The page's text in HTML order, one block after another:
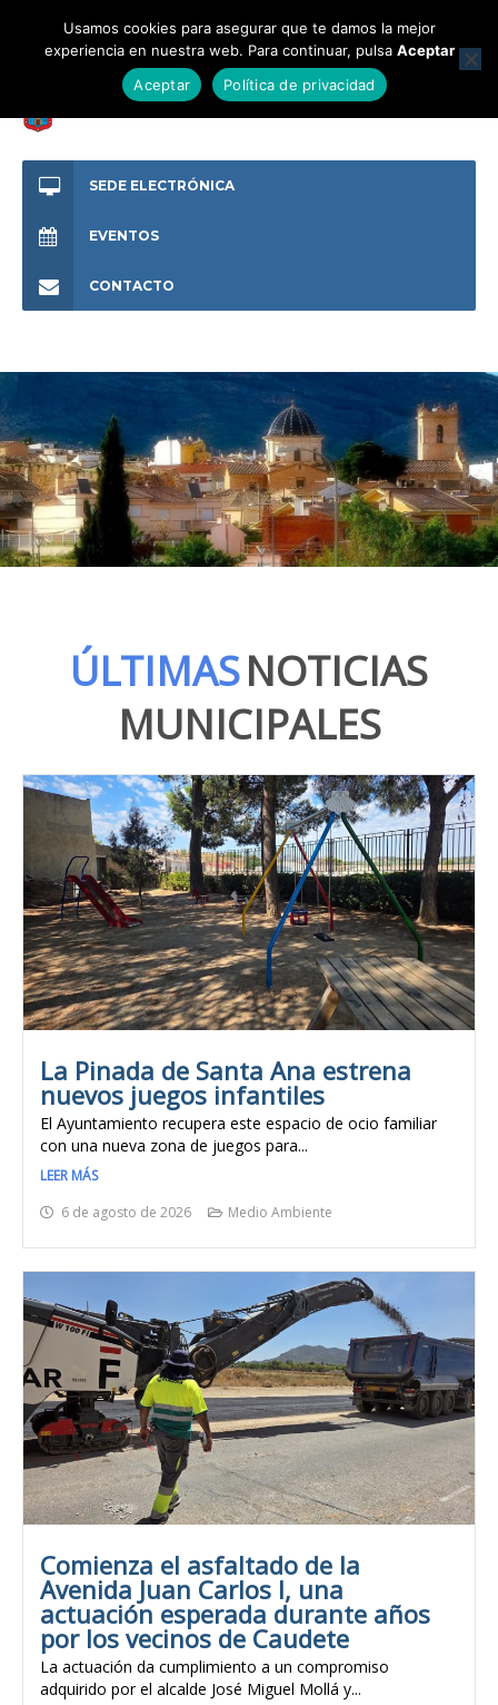
SEDE ELECTRÓNICA
EVENTOS
CONTACTO
ÚLTIMASNOTICIAS
MUNICIPALES
La Pinada de Santa Ana estrena
nuevos juegos infantiles
El Ayuntamiento recupera este espacio de ocio familiar
con una nueva zona de juegos para...
LEER MÁS
6 de agosto de 2026
Medio Ambiente
Comienza el asfaltado de la
Avenida Juan Carlos I, una
actuación esperada durante años
por los vecinos de Caudete
La actuación da cumplimiento a un compromiso
adquirido por el alcalde José Miguel Mollá y...
Usamos cookies para asegurar que te damos la mejor
experiencia en nuestra web. Para continuar, pulsa Aceptar
Aceptar
Política de privacidad